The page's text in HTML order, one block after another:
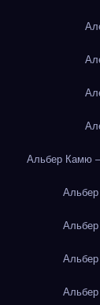
Альбер Камю